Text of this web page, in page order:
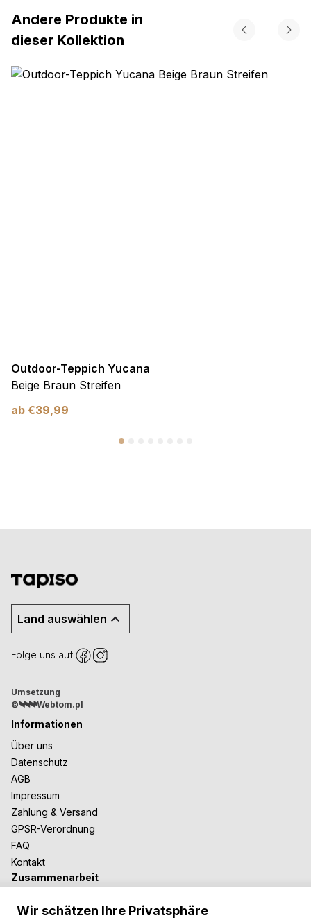
Andere Produkte in
dieser Kollektion
Outdoor-Teppich Yucana
Beige Braun Streifen
ab €39,99
Land auswählen
Folge uns auf:
Umsetzung
©
Webtom.pl
Informationen
Über uns
Datenschutz
AGB
Impressum
Zahlung & Versand
GPSR-Verordnung
FAQ
Kontakt
Zusammenarbeit
B2B-Zusammenarbeit
Wir schätzen Ihre Privatsphäre